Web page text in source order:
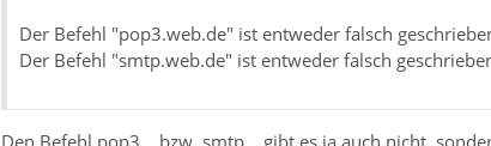
Der Befehl "pop3.web.de" ist entweder falsch
Der Befehl "smtp.web.de" ist entweder falsch